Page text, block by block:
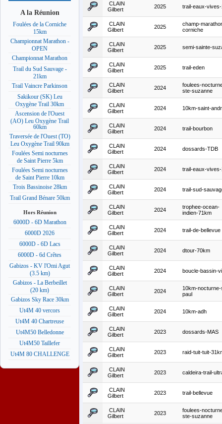
A la Réunion
Foulées de la Corniche
15km
Championnat Marathon -
OPEN
Championnat Marathon
Trail du Sud Sauvage -
21km
Trail Vaincre Parkinson
Sakikour (SK) Leu
Oxygène Trail 30km
Ascension de l'Ouest
(AO) Leu Oxygène Trail
60km
Traversée de l'Ouest (TO)
Leu Oxygène Trail 90km
Foulées Semi nocturnes
de Saint Pierre 5km
Foulées Semi nocturnes
de Saint Pierre 10km
Trois Bassinoise 28km
Trail Grand Bénare 50km
Hors Réunion
6000D - 6D Marathon
6000D 2026
6000D - 6D Lacs
6000D - 6d Crêtes
Gabizos - KV l'Omi Agut
(3.5 km)
Gabizos - La Berbeillet
(20 km)
Gabizos Sky Race 30km
Ut4M 40 vercors
Ut4M 40 Chartreuse
Ut4M50 Belledonne
Ut4M50 Taillefer
Ut4M 80 CHALLENGE
CLAIN
Gilbert
2025 trail-eaux-
CLAIN
Gilbert
2025
champ-
corniche
CLAIN
Gilbert
2025 semi-sainte-
CLAIN
Gilbert
2025 trail-eden
CLAIN
Gilbert
2024
foulees-
ste-suzanne
CLAIN
Gilbert
2024 10km-saint-
CLAIN
Gilbert
2024 trail-bourbon
CLAIN
Gilbert
2024 dossards-TDB
CLAIN
Gilbert
2024 trail-eaux-
CLAIN
Gilbert
2024 trail-sud-
CLAIN
Gilbert
2024
trophee-ocean-
indien-71km
CLAIN
Gilbert
2024 trail-de-bellevue
CLAIN
Gilbert
2024 dtour-70km
CLAIN
Gilbert
2024 boucle-bassin-
CLAIN
Gilbert
2024
10km-
paul
CLAIN
Gilbert
2024 10km-adh
CLAIN
Gilbert
2023 dossards-MAS
CLAIN
Gilbert
2023 raid-tuit-tuit-
CLAIN
Gilbert
2023 caldeira-trail-
CLAIN
Gilbert
2023 trail-bellevue
CLAIN
Gilbert
2023
foulees-
ste-suzanne